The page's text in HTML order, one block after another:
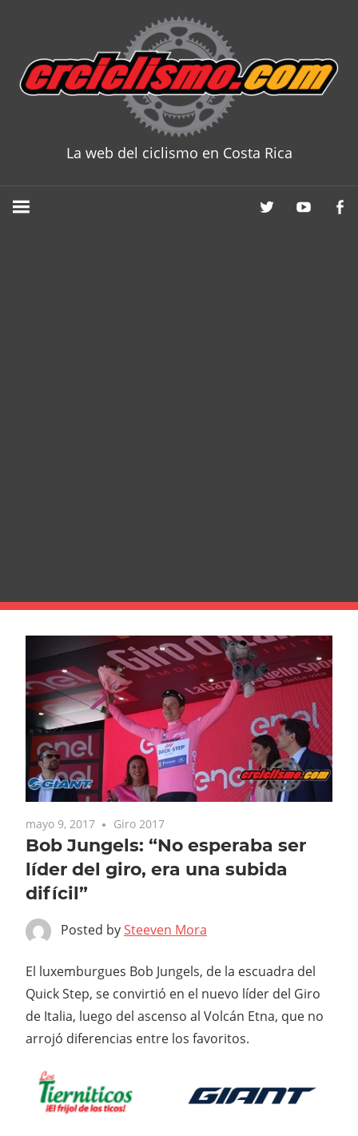
content
La web del ciclismo en Costa Rica
mayo 9, 2017 Giro 2017
Bob Jungels: “No esperaba ser
líder del giro, era una subida
difícil”
Posted bySteeven Mora
El luxemburgues Bob Jungels, de la escuadra del
Quick Step, se convirtió en el nuevo líder del Giro
de Italia, luego del ascenso al Volcán Etna, que no
arrojó diferencias entre los favoritos.